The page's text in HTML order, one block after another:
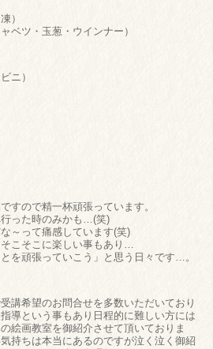
）
ベツ・玉葱・ウインナー）
ニ）
すので精一杯頑張っています。
った時のみかも…(笑)
～って痛感しています(笑)
こそこに楽しい事もあり…
を頑張っていこう」と思う日々です…。
講希望のお問合せを多数いただいており
導という事もあり日程的に難しい方には
絵画教室を御紹介させて頂いておりま
持ちは本当にあるのですが泣く泣く御紹